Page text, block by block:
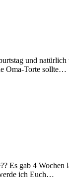
und
Oma-Torte sollte…
Es gab 4 Wochen
ich Euch…